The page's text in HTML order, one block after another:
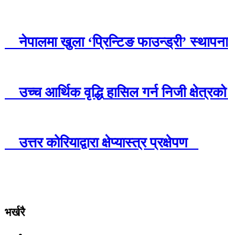
नेपालमा खुला ‘प्रिन्टिङ फाउन्ड्री’
उच्च आर्थिक वृद्धि हासिल गर्न निजी
उत्तर कोरियाद्वारा क्षेप्यास्त्र प्रक्षेपण
भर्खरै